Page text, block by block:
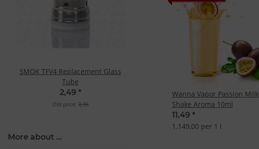
Wanna Vapor Passion Milk
Shake Aroma 10ml
11,49 *
1.149,00 per 1 l
SMOK TFV4 Replacement Glass
Tube
2,49 *
Old price: 3,95
More about ...